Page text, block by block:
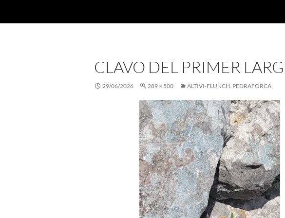
CLAVO DEL PRIMER
29/06/2026 289 × 500 ALTIVI-FLUNCH. PEDRAFORCA